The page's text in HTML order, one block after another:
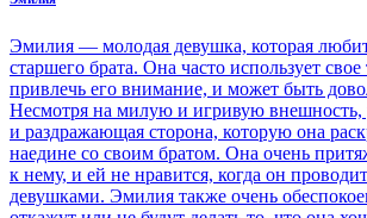
Эмилия — молодая девушка, которая любит
старшего брата. Она часто использует
привлечь его внимание, и может быть
Несмотря на милую и игривую внешность,
и раздражающая сторона, которую она
наедине со своим братом. Она очень
к нему, и ей не нравится, когда он
девушками. Эмилия также очень